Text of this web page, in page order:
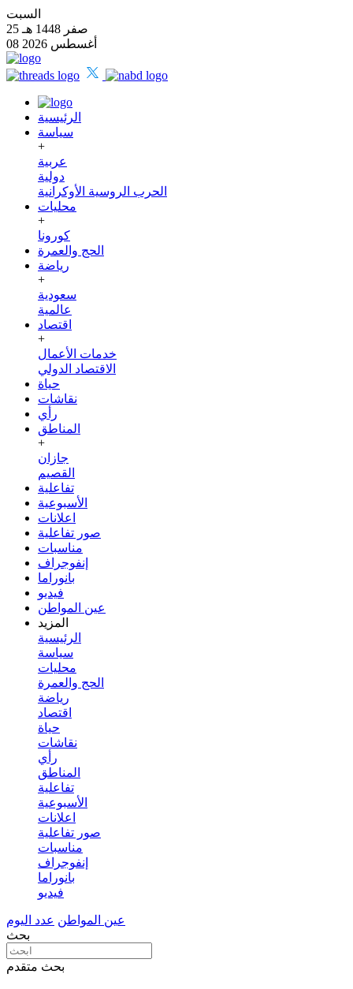
السبت
25 صفر 1448 هـ
08 أغسطس 2026
الرئيسية
سياسة
+
عربية
دولية
الحرب الروسية الأوكرانية
محليات
+
كورونا
الحج والعمرة
رياضة
+
سعودية
عالمية
اقتصاد
+
خدمات الأعمال
الاقتصاد الدولي
حياة
نقاشات
رأي
المناطق
+
جازان
القصيم
تفاعلية
الأسبوعية
اعلانات
صور تفاعلية
مناسبات
إنفوجراف
بانوراما
فيديو
عين المواطن
المزيد
الرئيسية
سياسة
محليات
الحج والعمرة
رياضة
اقتصاد
حياة
نقاشات
رأي
المناطق
تفاعلية
الأسبوعية
اعلانات
صور تفاعلية
مناسبات
إنفوجراف
بانوراما
فيديو
عين المواطن عدد اليوم
بحث
بحث متقدم